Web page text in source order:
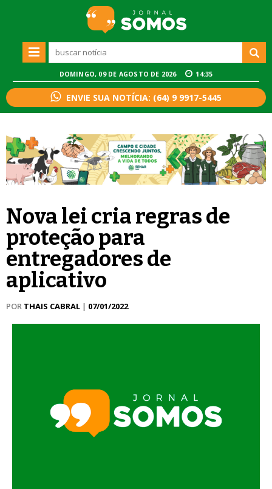
DOMINGO, 09 DE AGOSTO DE 2026 14:35
ENVIE SUA NOTÍCIA: (64) 9 9917-5445
Nova lei cria regras de
proteção para
entregadores de
aplicativo
POR THAIS CABRAL | 07/01/2022